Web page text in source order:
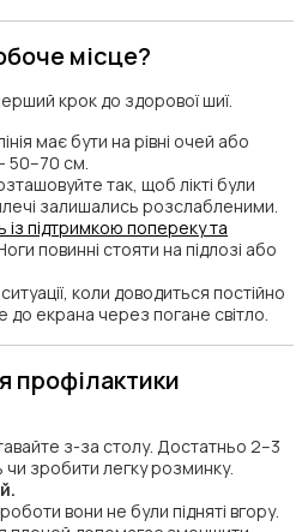
місце?
крок до здорової шиї.
має бути на рівні очей або
50–70 см.
так, щоб лікті були
залишались розслабленими.
із підтримкою попереку та
Ноги повинні стояти на підлозі або
коли доводиться постійно
до екрана через погане світло.
профілактики
з-за столу. Достатньо 2–3
зробити легку розминку.
вони не були підняті вгору.